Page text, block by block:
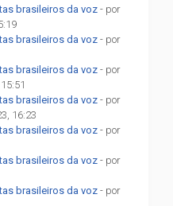
brasileiros da voz - por
brasileiros da voz - por
brasileiros da voz - por
brasileiros da voz - por
16:23
brasileiros da voz - por
brasileiros da voz - por
brasileiros da voz - por